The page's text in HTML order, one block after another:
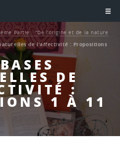
DE
:
1 À 11
Partie : "De l’origine et de la nature
de l’affectivité : Propositions